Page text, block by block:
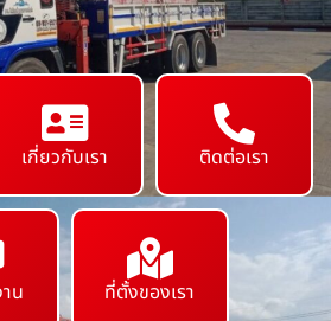
เกี่ยวกับเรา ติดต่อเรา
น ที่ตั้งของเรา